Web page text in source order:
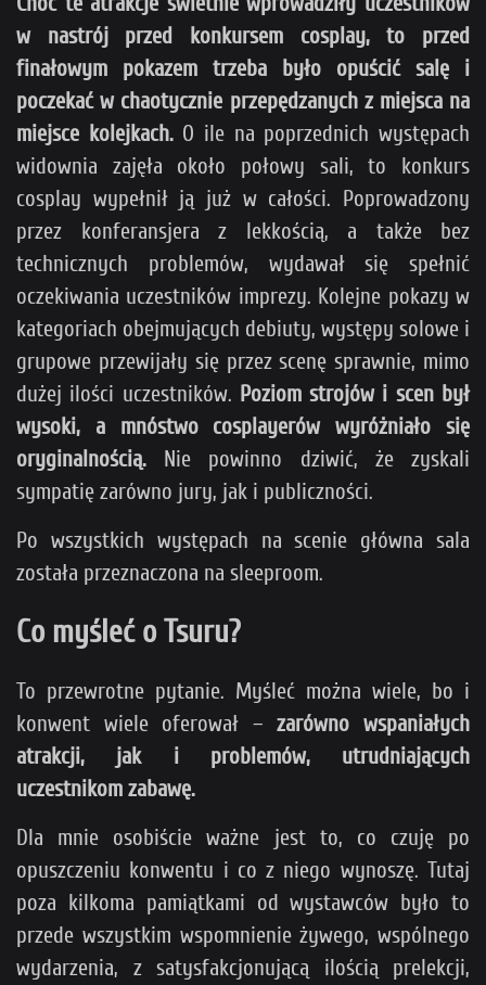
w nastrój przed konkursem cosplay, to przed
finałowym pokazem trzeba było opuścić salę i
poczekać w chaotycznie przepędzanych z miejsca na
miejsce kolejkach.O ile na poprzednich występach
widownia zajęła około połowy sali, to konkurs
cosplay wypełnił ją już w całości. Poprowadzony
przez konferansjera z lekkością, a także bez
technicznych problemów, wydawał się spełnić
oczekiwania uczestników imprezy. Kolejne pokazy w
kategoriach obejmujących debiuty, występy solowe i
grupowe przewijały się przez scenę sprawnie, mimo
dużej ilości uczestników. Poziom strojów i scen był
wysoki, a mnóstwo cosplayerów wyróżniało się
oryginalnością. Nie powinno dziwić, że zyskali
sympatię zarówno jury, jak i publiczności.
Po wszystkich występach na scenie główna sala
została przeznaczona na sleeproom.
Co myśleć o Tsuru?
To przewrotne pytanie. Myśleć można wiele, bo i
konwent wiele oferował –zarówno wspaniałych
atrakcji, jak i problemów, utrudniających
uczestnikom zabawę.
Dla mnie osobiście ważne jest to, co czuję po
opuszczeniu konwentu i co z niego wynoszę. Tutaj
poza kilkoma pamiątkami od wystawców było to
przede wszystkim wspomnienie żywego, wspólnego
wydarzenia, z satysfakcjonującą ilością prelekcji,